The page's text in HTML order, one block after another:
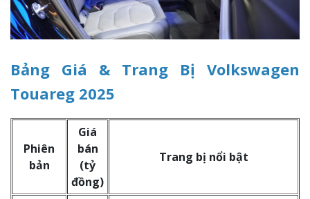
Bảng Giá & Trang Bị Volkswagen
Touareg 2025
Phiên
bản
Giá
bán
(tỷ
đồng)
Trang bị nổi bật